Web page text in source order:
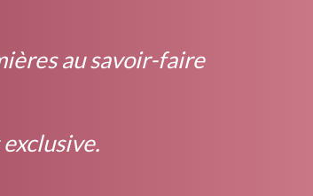
au savoir-faire